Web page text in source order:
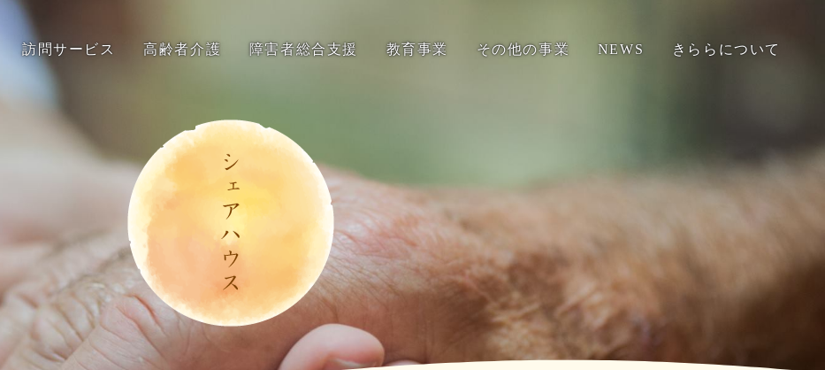
訪問サービス 高齢者介護 障害者総合支援 教育事業 その他の事業 NEWS きららについて